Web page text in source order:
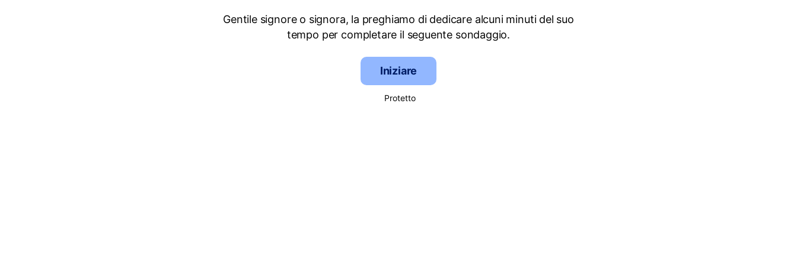
Gentile signore o signora, la preghiamo di dedicare alcuni minuti del suo
tempo per completare il seguente sondaggio.
Iniziare
Protetto